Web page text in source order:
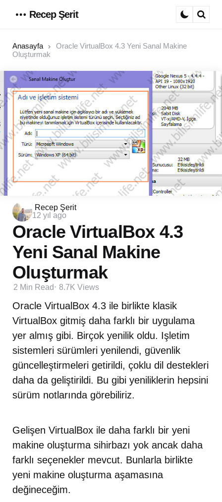
Recep Şerit
Anasayfa
Oracle VirtualBox 4.3 Yeni Sanal Makine
Oluşturmak
Posted
by
Recep Şerit
12 yıl ago
Oracle VirtualBox 4.3
Yeni Sanal Makine
Oluşturmak
2 Min Read 8.7K Views
Oracle VirtualBox 4.3 ile birlikte klasik
VirtualBox gitmiş daha farklı bir uygulama
yer almış gibi. Birçok yenilik oldu. Işletim
sistemleri sürümleri yenilendi, güvenlik
güncelleştirmeleri getirildi, çoklu dil destekleri
daha da geliştirildi. Bu gibi yeniliklerin hepsini
sürüm notlarında görebiliriz.
Gelişen VirtualBox ile daha farklı bir yeni
makine oluşturma sihirbazı yok ancak daha
farklı seçenekler mevcut. Bunlarla birlikte
yeni makine oluşturma aşamasına
değineceğim.